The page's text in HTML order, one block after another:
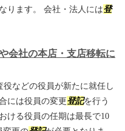
ります。 会社・法人には登
会社の本店・支店移転に
などの役員が新たに就任し
には役員の変更登記を行う
ける役員の任期は最長で10